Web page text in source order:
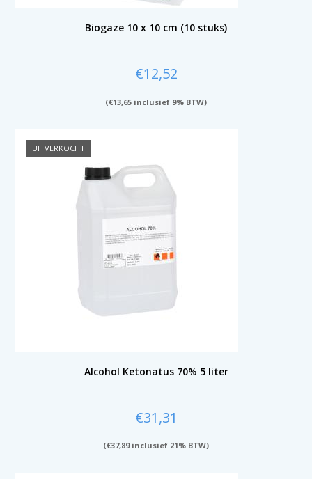
Biogaze 10 x 10 cm (10 stuks)
€12,52
(€13,65 inclusief 9% BTW)
UITVERKOCHT
Alcohol Ketonatus 70% 5 liter
€31,31
(€37,89inclusief 21% BTW)